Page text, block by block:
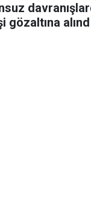
gözaltına alınd